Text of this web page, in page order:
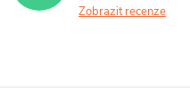
Zobrazit recenze